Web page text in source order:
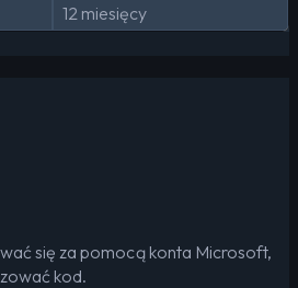
12 miesięcy
się za pomocą konta Microsoft,
kod.